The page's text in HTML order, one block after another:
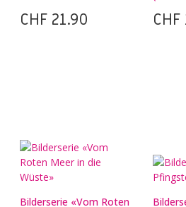
CHF 21.90 CHF
Bilderserie «Vom Roten